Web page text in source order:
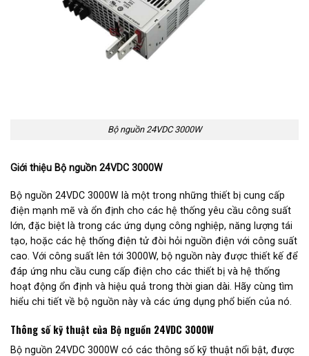
Bộ nguồn 24VDC 3000W
Giới thiệu Bộ nguồn 24VDC 3000W
Bộ nguồn 24VDC 3000W là một trong những thiết bị cung cấp
điện mạnh mẽ và ổn định cho các hệ thống yêu cầu công suất
lớn, đặc biệt là trong các ứng dụng công nghiệp, năng lượng tái
tạo, hoặc các hệ thống điện tử đòi hỏi nguồn điện với công suất
cao. Với công suất lên tới 3000W, bộ nguồn này được thiết kế để
đáp ứng nhu cầu cung cấp điện cho các thiết bị và hệ thống
hoạt động ổn định và hiệu quả trong thời gian dài. Hãy cùng tìm
hiểu chi tiết về bộ nguồn này và các ứng dụng phổ biến của nó.
Thông số kỹ thuật của Bộ nguồn 24VDC 3000W
Bộ nguồn 24VDC 3000W có các thông số kỹ thuật nổi bật, được